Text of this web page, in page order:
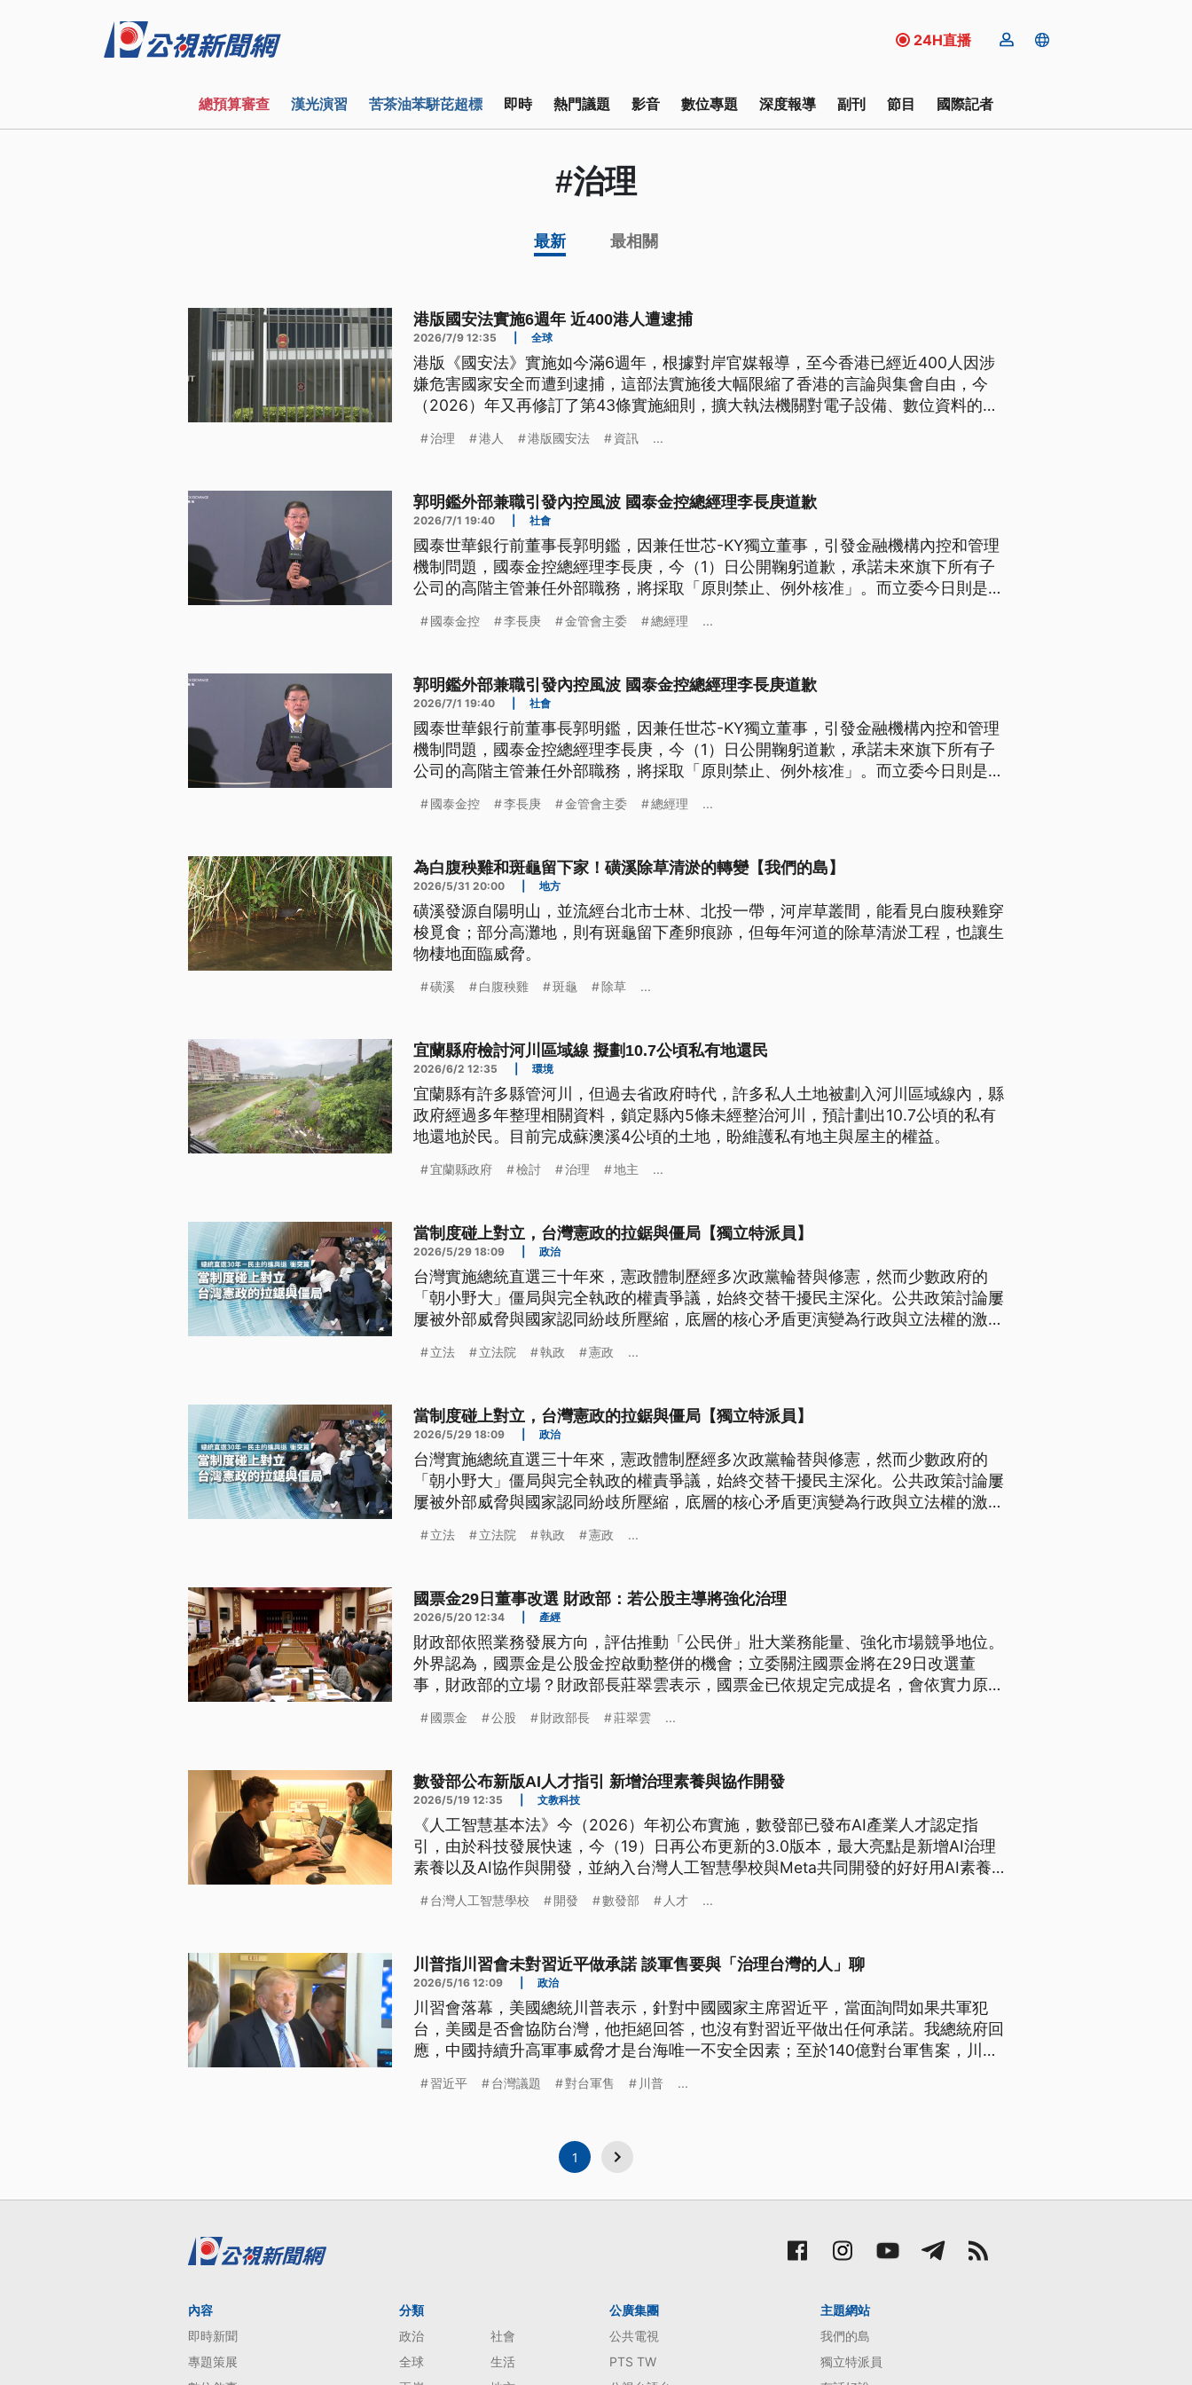
24H直播
總預算審查 漢光演習 苦茶油苯駢芘超標 即時 熱門議題 影音 數位專題 深度報導 副刊 節目 國際記者
#治理
最新 最相關
港版國安法實施6週年 近400港人遭逮捕
2026/7/9 12:35 全球
港版《國安法》實施如今滿6週年，根據對岸官媒報導，至今香港已經近400人因涉
嫌危害國家安全而遭到逮捕，這部法實施後大幅限縮了香港的言論與集會自由，今
（2026）年又再修訂了第43條實施細則，擴大執法機關對電子設備、數位資料的調
人湯偉雄、在台日本學者矢板明夫陸續遭攻擊的事件，都明顯看出中共當局希望在全
治理 港人 港版國安法 資訊 ...
郭明鑑外部兼職引發內控風波 國泰金控總經理李長庚道歉
2026/7/1 19:40 社會
國泰世華銀行前董事長郭明鑑，因兼任世芯-KY獨立董事，引發金融機構內控和管理
機制問題，國泰金控總經理李長庚，今（1）日公開鞠躬道歉，承諾未來旗下所有子
公司的高階主管兼任外部職務，將採取「原則禁止、例外核准」。而立委今日則是質
有監理官，沒有老長官。
國泰金控 李長庚 金管會主委 總經理 ...
郭明鑑外部兼職引發內控風波 國泰金控總經理李長庚道歉
2026/7/1 19:40 社會
國泰世華銀行前董事長郭明鑑，因兼任世芯-KY獨立董事，引發金融機構內控和管理
機制問題，國泰金控總經理李長庚，今（1）日公開鞠躬道歉，承諾未來旗下所有子
公司的高階主管兼任外部職務，將採取「原則禁止、例外核准」。而立委今日則是質
有監理官，沒有老長官。
國泰金控 李長庚 金管會主委 總經理 ...
為白腹秧雞和斑龜留下家！磺溪除草清淤的轉變【我們的島】
2026/5/31 20:00 地方
磺溪發源自陽明山，並流經台北市士林、北投一帶，河岸草叢間，能看見白腹秧雞穿
梭覓食；部分高灘地，則有斑龜留下產卵痕跡，但每年河道的除草清淤工程，也讓生
物棲地面臨威脅。
磺溪 白腹秧雞 斑龜 除草 ...
宜蘭縣府檢討河川區域線 擬劃10.7公頃私有地還民
2026/6/2 12:35 環境
宜蘭縣有許多縣管河川，但過去省政府時代，許多私人土地被劃入河川區域線內，縣
政府經過多年整理相關資料，鎖定縣內5條未經整治河川，預計劃出10.7公頃的私有
地還地於民。目前完成蘇澳溪4公頃的土地，盼維護私有地主與屋主的權益。
宜蘭縣政府 檢討 治理 地主 ...
當制度碰上對立，台灣憲政的拉鋸與僵局【獨立特派員】
2026/5/29 18:09 政治
台灣實施總統直選三十年來，憲政體制歷經多次政黨輪替與修憲，然而少數政府的
「朝小野大」僵局與完全執政的權責爭議，始終交替干擾民主深化。公共政策討論屢
屢被外部威脅與國家認同紛歧所壓縮，底層的核心矛盾更演變為行政與立法權的激烈
現行制度的死結，成為當前民主發展的嚴峻拷問。
立法 立法院 執政 憲政 ...
當制度碰上對立，台灣憲政的拉鋸與僵局【獨立特派員】
2026/5/29 18:09 政治
台灣實施總統直選三十年來，憲政體制歷經多次政黨輪替與修憲，然而少數政府的
「朝小野大」僵局與完全執政的權責爭議，始終交替干擾民主深化。公共政策討論屢
屢被外部威脅與國家認同紛歧所壓縮，底層的核心矛盾更演變為行政與立法權的激烈
現行制度的死結，成為當前民主發展的嚴峻拷問。
立法 立法院 執政 憲政 ...
國票金29日董事改選 財政部：若公股主導將強化治理
2026/5/20 12:34 產經
財政部依照業務發展方向，評估推動「公民併」壯大業務能量、強化市場競爭地位。
外界認為，國票金是公股金控啟動整併的機會；立委關注國票金將在29日改選董
事，財政部的立場？財政部長莊翠雲表示，國票金已依規定完成提名，會依實力原則
治理、提升營運績效。
國票金 公股 財政部長 莊翠雲 ...
數發部公布新版AI人才指引 新增治理素養與協作開發
2026/5/19 12:35 文教科技
《人工智慧基本法》今（2026）年初公布實施，數發部已發布AI產業人才認定指
引，由於科技發展快速，今（19）日再公布更新的3.0版本，最大亮點是新增AI治理
素養以及AI協作與開發，並納入台灣人工智慧學校與Meta共同開發的好好用AI素養
台灣人工智慧學校 開發 數發部 人才 ...
川普指川習會未對習近平做承諾 談軍售要與「治理台灣的人」聊
2026/5/16 12:09 政治
川習會落幕，美國總統川普表示，針對中國國家主席習近平，當面詢問如果共軍犯
台，美國是否會協防台灣，他拒絕回答，也沒有對習近平做出任何承諾。我總統府回
應，中國持續升高軍事威脅才是台海唯一不安全因素；至於140億對台軍售案，川普
認。
習近平 台灣議題 對台軍售 川普 ...
1
內容
即時新聞
專題策展
分類
政治
社會
全球
生活
公廣集團
公共電視
PTS TW
主題網站
我們的島
獨立特派員